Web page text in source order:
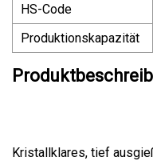
HS-Code
Produktionskapazität
Kristallklares, tief